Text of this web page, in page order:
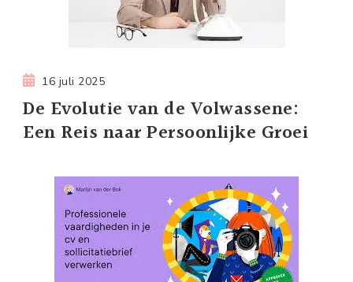
16 juli 2025
De Evolutie van de Volwassene:
Een Reis naar Persoonlijke Groei